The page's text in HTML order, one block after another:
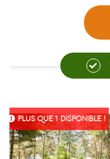
PLUS QUE 1 DISPONIBLE !